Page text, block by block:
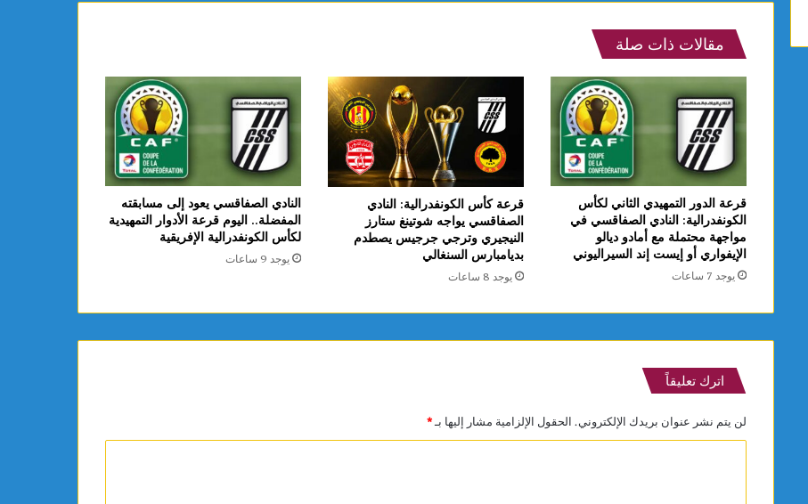
مقالات ذات صلة
قرعة الدور التمهيدي الثاني لكأس
الكونفدرالية: النادي الصفاقسي في
مواجهة محتملة مع أمادو ديالو
الإيفواري أو إيست إند السيراليوني
يوجد 7 ساعات
قرعة كأس الكونفدرالية: النادي
الصفاقسي يواجه شوتينغ ستارز
النيجيري وترجي جرجيس يصطدم
بديامبارس السنغالي
يوجد 8 ساعات
النادي الصفاقسي يعود إلى مسابقته
المفضلة.. اليوم قرعة الأدوار التمهيدية
لكأس الكونفدرالية الإفريقية
يوجد 9 ساعات
اترك تعليقاً
لن يتم نشر عنوان بريدك الإلكتروني. الحقول الإلزامية مشار إليها بـ*